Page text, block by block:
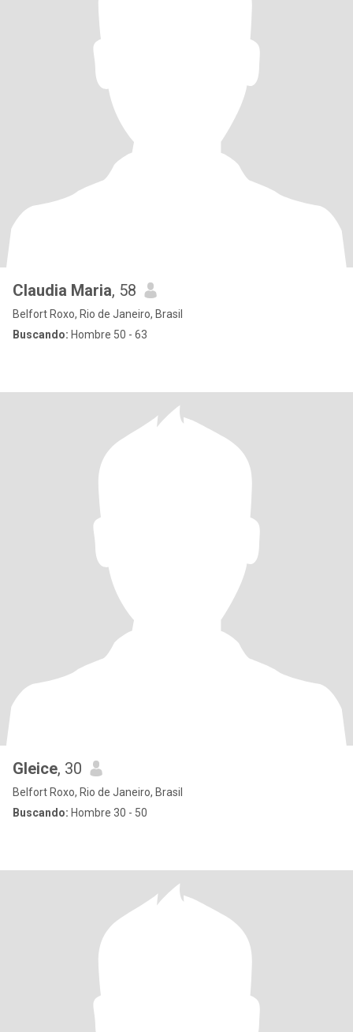
Claudia Maria, 58
Belfort Roxo, Rio de Janeiro, Brasil
Buscando: Hombre 50 - 63
Gleice, 30
Belfort Roxo, Rio de Janeiro, Brasil
Buscando: Hombre 30 - 50